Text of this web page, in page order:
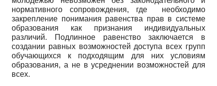
нормативного сопровождения, где необходимо
закрепление понимания равенства прав в системе
образования как признания индивидуальных
различий. Подлинное равенство заключается в
создании равных возможностей доступа всех групп
обучающихся к подходящим для них условиям
образования, а не в усреднении возможностей для
всех.